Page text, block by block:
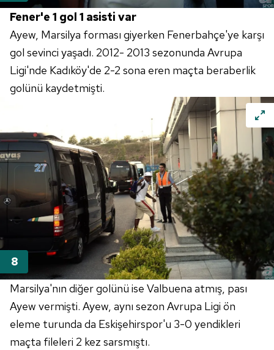
Fener'e 1 gol 1 asisti var
Ayew, Marsilya forması giyerken Fenerbahçe'ye karşı
gol sevinci yaşadı. 2012- 2013 sezonunda Avrupa
Ligi'nde Kadıköy'de 2-2 sona eren maçta beraberlik
golünü kaydetmişti.
Marsilya'nın diğer golünü ise Valbuena atmış, pası
Ayew vermişti. Ayew, aynı sezon Avrupa Ligi ön
eleme turunda da Eskişehirspor'u 3-0 yendikleri
maçta fileleri 2 kez sarsmıştı.